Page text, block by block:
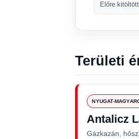
Előre
Területi
NYUGAT-
Antalicz
Gázkazán,